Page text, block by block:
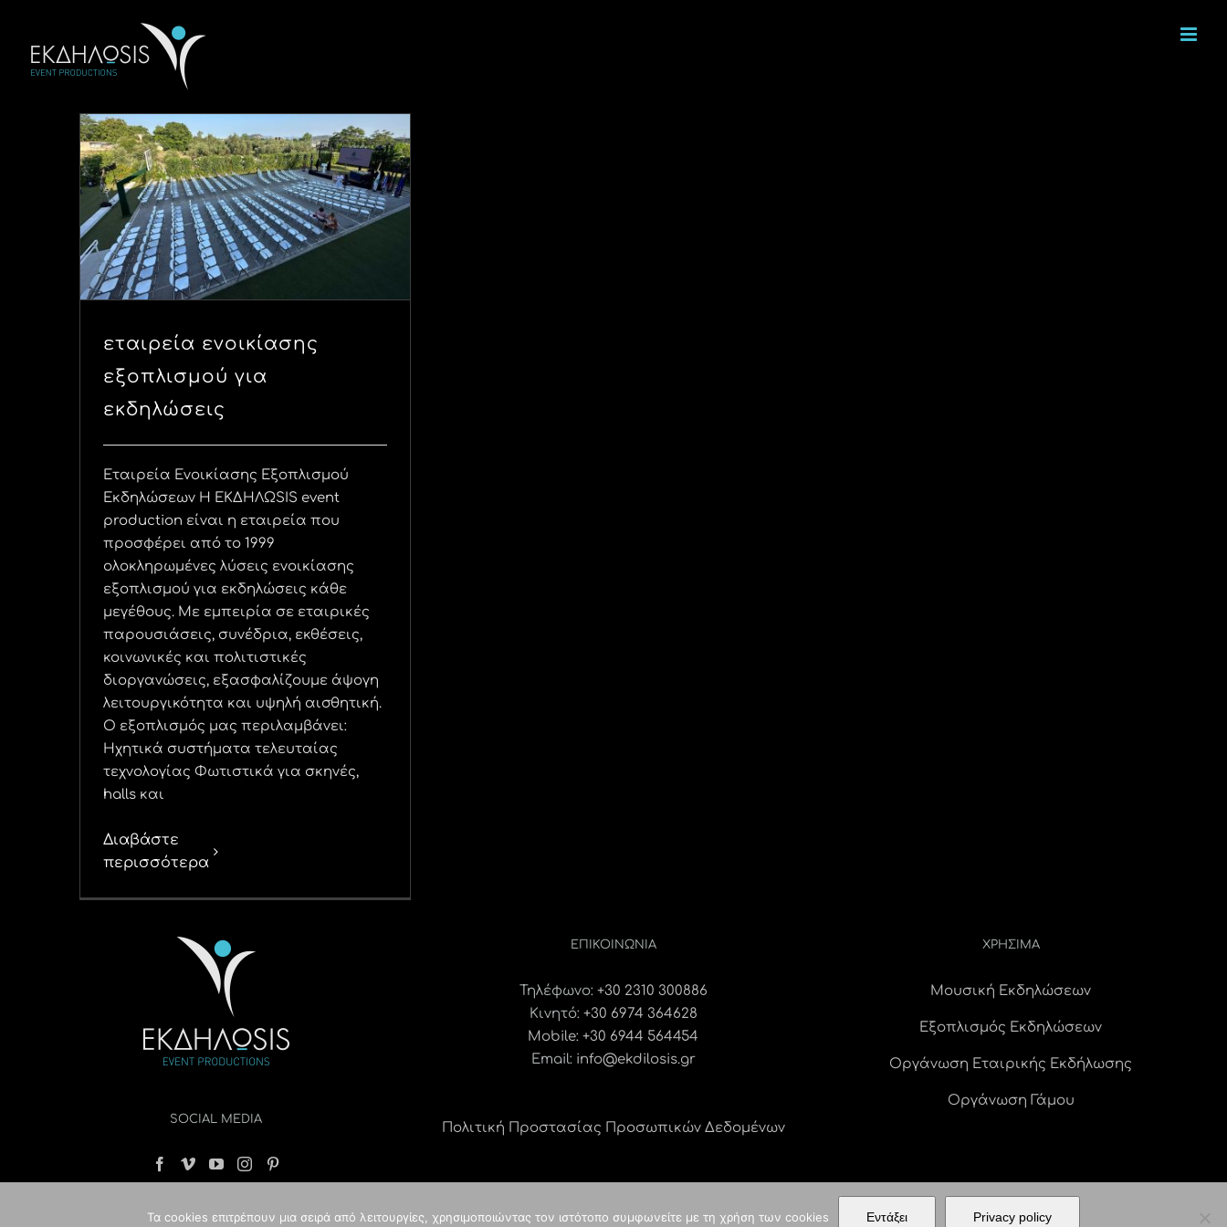
περιεχόμενο
εταιρεία ενοικίασης
εξοπλισμού για
εκδηλώσεις
εταιρεία ενοικίασης
εξοπλισμού για
εκδηλώσεις
Εταιρεία Ενοικίασης Εξοπλισμού
Εκδηλώσεων Η ΕΚΔΗΛΩSIS event
production είναι η εταιρεία που
προσφέρει από το 1999
ολοκληρωμένες λύσεις ενοικίασης
εξοπλισμού για εκδηλώσεις κάθε
μεγέθους. Με εμπειρία σε εταιρικές
παρουσιάσεις, συνέδρια, εκθέσεις,
κοινωνικές και πολιτιστικές
διοργανώσεις, εξασφαλίζουμε άψογη
λειτουργικότητα και υψηλή αισθητική.
Ο εξοπλισμός μας περιλαμβάνει:
Ηχητικά συστήματα τελευταίας
τεχνολογίας Φωτιστικά για σκηνές,
halls και
Διαβάστε
περισσότερα
SOCIAL MEDIA
ΕΠΙΚΟΙΝΩΝΊΑ
Τηλέφωνο: +30 2310 300886
Κινητό: +30 6974 364628
Mobile: +30 6944 564454
Email: info@ekdilosis.gr
Πολιτική Προστασίας Προσωπικών Δεδομένων
ΧΡΗΣΙΜΑ
Μουσική Εκδηλώσεων
Εξοπλισμός Εκδηλώσεων
Οργάνωση Εταιρικής Εκδήλωσης
Οργάνωση Γάμου
© Copyright 2026 idees digital agencyκατασκευή ιστοσελίδας | ALL RIGHTS RESERVED |
Τα cookies επιτρέπουν μια σειρά από λειτουργίες, χρησιμοποιώντας τον ιστότοπο συμφωνείτε με τη χρήση των cookies Εντάξει Privacy policy